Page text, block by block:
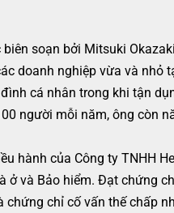
biên soạn bởi Mitsuki
doanh nghiệp vừa và
cá nhân trong khi tận
người mỗi năm, ông còn
hành của Công ty TNHH
ở và Bảo hiểm. Đạt chứng
chứng chỉ cố vấn thế chấp